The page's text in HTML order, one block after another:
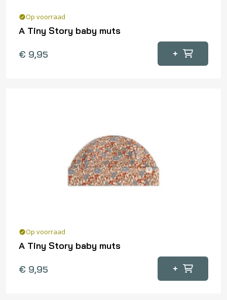
Op voorraad
A Tiny Story baby muts
€ 9,95 +
Op voorraad
A Tiny Story baby muts
€ 9,95 +